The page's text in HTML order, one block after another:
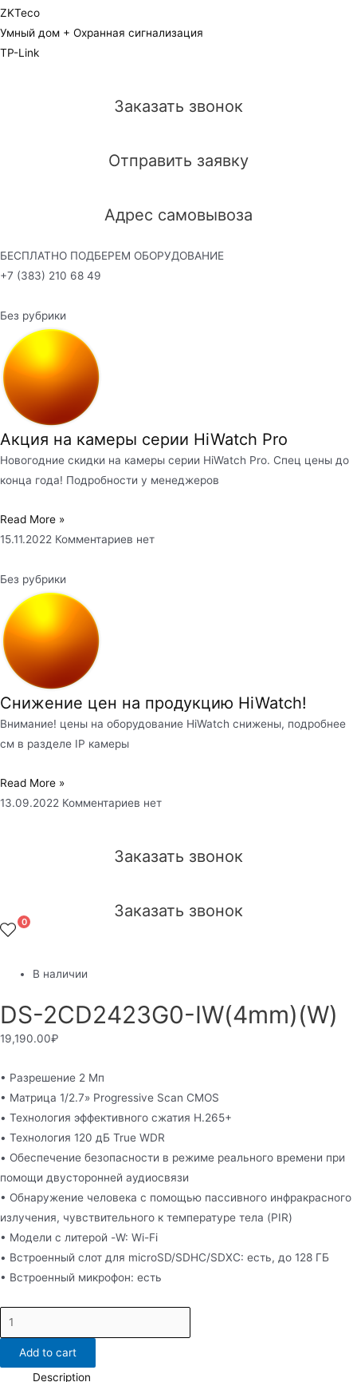
ZKTeco
Умный дом + Охранная сигнализация
TP-Link
Заказать звонок
Отправить заявку
Адрес самовывоза
БЕСПЛАТНО ПОДБЕРЕМ ОБОРУДОВАНИЕ
+7 (383) 210 68 49
Без рубрики
Акция на камеры серии HiWatch Pro
Новогодние скидки на камеры серии HiWatch Pro. Спец цены до
конца года! Подробности у менеджеров
Read More »
15.11.2022 Комментариев нет
Без рубрики
Снижение цен на продукцию HiWatch!
Внимание! цены на оборудование HiWatch снижены, подробнее
см в разделе IP камеры
Read More »
13.09.2022 Комментариев нет
Заказать звонок
Заказать звонок
0
В наличии
DS-2CD2423G0-IW(4mm)(W)
19,190.00₽
• Разрешение 2 Мп
• Матрица 1/2.7» Progressive Scan CMOS
• Технология эффективного сжатия H.265+
• Технология 120 дБ True WDR
• Обеспечение безопасности в режиме реального времени при
помощи двусторонней аудиосвязи
• Обнаружение человека с помощью пассивного инфракрасного
излучения, чувствительного к температуре тела (PIR)
• Модели с литерой -W: Wi-Fi
• Встроенный слот для microSD/SDHC/SDXC: есть, до 128 ГБ
• Встроенный микрофон: есть
DS-
2CD2423G0-
IW(4mm)
Add to cart
Description